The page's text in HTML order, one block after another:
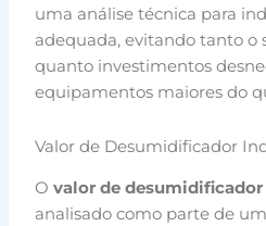
uma análise técnica para
adequada, evitando tanto
quanto investimentos
equipamentos maiores do
Valor de Desumidificador
Ovalor de
analisado como parte de